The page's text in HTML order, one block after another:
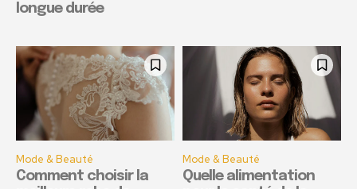
longue durée
Mode & Beauté
Comment choisir la
Mode & Beauté
Quelle alimentation